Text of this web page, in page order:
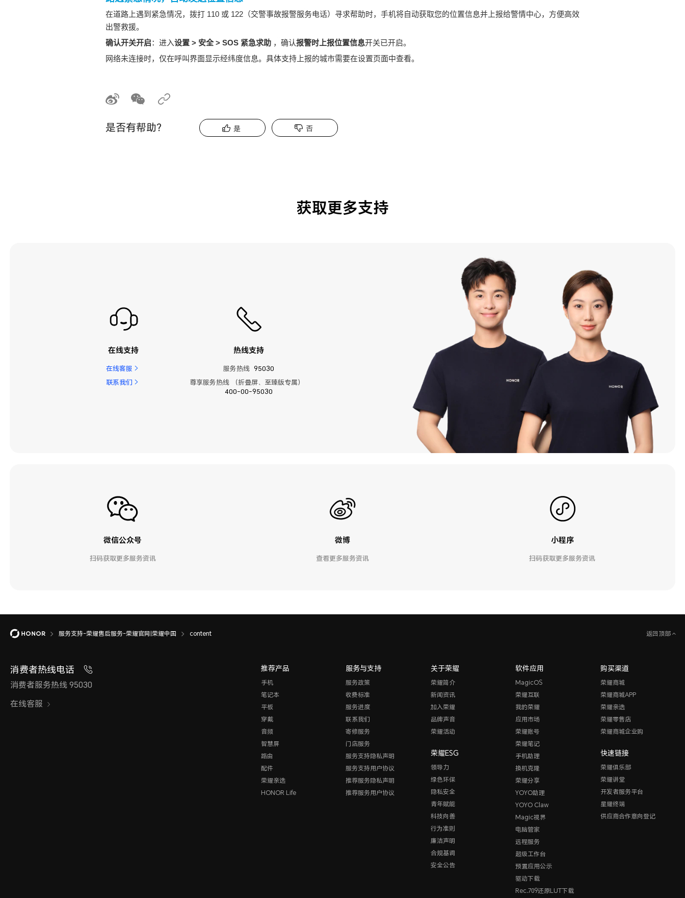
在道路上遇到紧急情况，拨打 110 或 122（交警事故报警服务电话）寻求帮助时，手机将自动获取您的位置信息并上报给警情中心，方便高效
出警救援。
确认开关开启：进入设置> 安全> SOS 紧急求助 ，确认报警时上报位置信息开关已开启。
网络未连接时，仅在呼叫界面显示经纬度信息。具体支持上报的城市需要在设置页面中查看。
是否有帮助？ 是 否
获取更多支持
在线支持
在线客服
联系我们
热线支持
服务热线 95030
尊享服务热线 （折叠屏、至臻版专属）
400-00-95030
微信公众号
扫码获取更多服务资讯
微博
查看更多服务资讯
小程序
扫码获取更多服务资讯
服务支持-荣耀售后服务-荣耀官网|荣耀中国 content 返回顶部
消费者热线电话
消费者服务热线 95030
在线客服
推荐产品
手机
笔记本
平板
穿戴
音频
智慧屏
路由
配件
荣耀亲选
HONOR Life
服务与支持
服务政策
收费标准
服务进度
联系我们
寄修服务
门店服务
服务支持隐私声明
服务支持用户协议
推荐服务隐私声明
推荐服务用户协议
关于荣耀
荣耀简介
新闻资讯
加入荣耀
品牌声音
荣耀活动
荣耀ESG
领导力
绿色环保
隐私安全
青年赋能
科技向善
行为准则
廉洁声明
合规基调
安全公告
软件应用
MagicOS
荣耀互联
我的荣耀
应用市场
荣耀账号
荣耀笔记
手机助理
换机克隆
荣耀分享
YOYO助理
YOYO Claw
Magic视界
电脑管家
远程服务
超级工作台
预置应用公示
驱动下载
Rec.709还原LUT下载
购买渠道
荣耀商城
荣耀商城APP
荣耀亲选
荣耀零售店
荣耀商城企业购
快速链接
荣耀俱乐部
荣耀讲堂
开发者服务平台
星耀终端
供应商合作意向登记